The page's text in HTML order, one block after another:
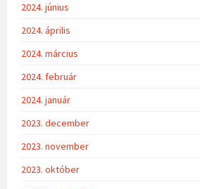
2024. június
2024. április
2024. március
2024. február
2024. január
2023. december
2023. november
2023. október